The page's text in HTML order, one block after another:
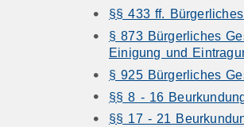
§§ 433 ff.
§ 873 Bürgerliches
Einigung und
§ 925 Bürgerliches
§§ 8 - 16
§§ 17 - 21